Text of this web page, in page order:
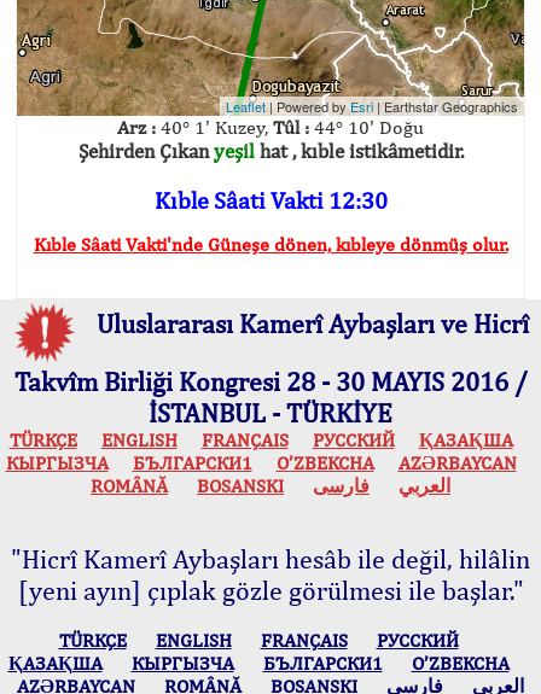
Leaflet | Powered by Esri |Earthstar Geographics
Arz : 40° 1' Kuzey, Tûl : 44° 10' Doğu
Şehirden Çıkanyeşilhat , kıble istikâmetidir.
Kıble Sâati Vakti 12:30
Kıble Sâati Vakti'nde Güneşe dönen, kıbleye dönmüş olur.
Uluslararası Kamerî Aybaşları ve Hicrî
Takvîm Birliği Kongresi 28 - 30 MAYIS 2016 /
İSTANBUL - TÜRKİYE
TÜRKÇE ENGLISH FRANÇAIS РУССКИЙ
ҚАЗАҚША
КЫPГЫЗЧA
БЪЛГАРСКИ1 O’ZBEKCHA
AZӘRBAYCAN
ROMÂNĂ
BOSANSKI العربي فارسی
"Hicrî Kamerî Aybaşları hesâb ile değil, hilâlin
[yeni ayın] çıplak gözle görülmesi ile başlar."
TÜRKÇE ENGLISH FRANÇAIS
РУССКИЙ
ҚАЗАҚША
КЫPГЫЗЧA БЪЛГАРСКИ1
O’ZBEKCHA
AZӘRBAYCAN
ROMÂNĂ BOSANSKI العربي فارسی